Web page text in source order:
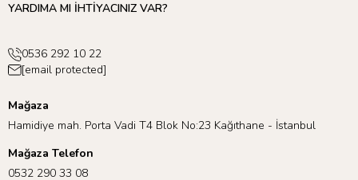
YARDIMA MI İHTİYACINIZ VAR?
0536 292 10 22
[email protected]
Mağaza
Hamidiye mah. Porta Vadi T4 Blok No:23 Kağıthane - İstanbul
Mağaza Telefon
0532 290 33 08